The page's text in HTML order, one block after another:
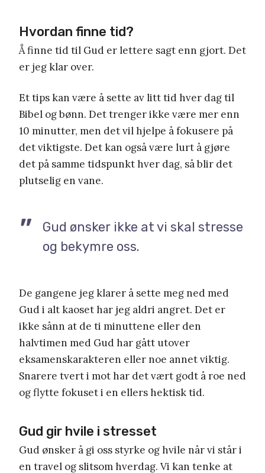
Hvordan finne tid?
Å finne tid til Gud er lettere sagt enn gjort. Det
er jeg klar over.
Et tips kan være å sette av litt tid hver dag til
Bibel og bønn. Det trenger ikke være mer enn
10 minutter, men det vil hjelpe å fokusere på
det viktigste. Det kan også være lurt å gjøre
det på samme tidspunkt hver dag, så blir det
plutselig en vane.
Gud ønsker ikke at vi skal stresse
og bekymre oss.
De gangene jeg klarer å sette meg ned med
Gud i alt kaoset har jeg aldri angret. Det er
ikke sånn at de ti minuttene eller den
halvtimen med Gud har gått utover
eksamenskarakteren eller noe annet viktig.
Snarere tvert i mot har det vært godt å roe ned
og flytte fokuset i en ellers hektisk tid.
Gud gir hvile i stresset
Gud ønsker å gi oss styrke og hvile når vi står i
en travel og slitsom hverdag. Vi kan tenke at